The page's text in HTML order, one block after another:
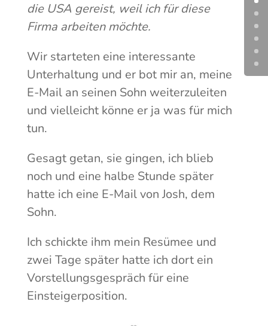
die USA gereist, weil ich für diese
Firma arbeiten möchte.
Wir starteten eine interessante
Unterhaltung und er bot mir an, meine
E-Mail an seinen Sohn weiterzuleiten
und vielleicht könne er ja was für mich
tun.
Gesagt getan, sie gingen, ich blieb
noch und eine halbe Stunde später
hatte ich eine E-Mail von Josh, dem
Sohn.
Ich schickte ihm mein Resümee und
zwei Tage später hatte ich dort ein
Vorstellungsgespräch für eine
Einsteigerposition.